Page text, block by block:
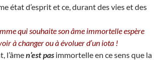
état d’esprit et ce, durant des vies et des
qui souhaite son âme immortelle espère
à changer ou à évoluer d’un iota !
l’âmen’est pas immortelle en ce sens que la